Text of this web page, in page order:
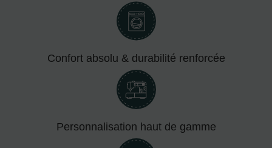
Confort absolu & durabilité renforcée
Personnalisation haut de gamme